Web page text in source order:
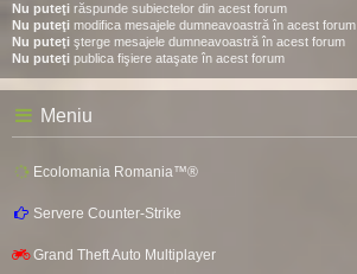
Nu puteţi răspunde subiectelor din acest forum
Nu puteţi modifica mesajele dumneavoastră în acest forum
Nu puteţi şterge mesajele dumneavoastră în acest forum
Nu puteţi publica fişiere ataşate în acest forum
Meniu
Ecolomania Romania™®
Servere Counter-Strike
Grand Theft Auto Multiplayer